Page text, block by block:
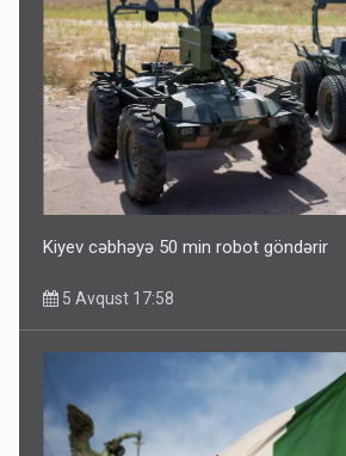
Kiyev cəbhəyə 50 min robot göndərir
5 Avqust 17:58